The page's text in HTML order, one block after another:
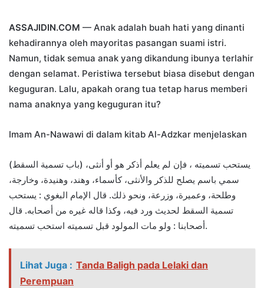
ASSAJIDIN.COM — Anak adalah buah hati yang dinanti
kehadirannya oleh mayoritas pasangan suami istri.
Namun, tidak semua anak yang dikandung ibunya terlahir
dengan selamat. Peristiwa tersebut biasa disebut dengan
keguguran. Lalu, apakah orang tua tetap harus memberi
nama anaknya yang keguguran itu?
Imam An-Nawawi di dalam kitab Al-Adzkar menjelaskan
(باب تسمية السقط) يستحب تسميته ، فإن لم يعلم أذكر هو أو أنثى،
سمي باسم يصلح للذكر والأنثى، كأسماء، وهند، وهنيدة، وخارجة،
وطلحة، وعميرة، وزرعة، ونحو ذلك. قال الإمام البغوي : يستحب
تسمية السقط لحديث ورد فيه، وكذا قاله غيره من أصحابه. قال
أصحابنا : ولو مات المولود قبل تسميته استحب تسميته.
Lihat Juga : Tanda Baligh pada Lelaki dan
Perempuan